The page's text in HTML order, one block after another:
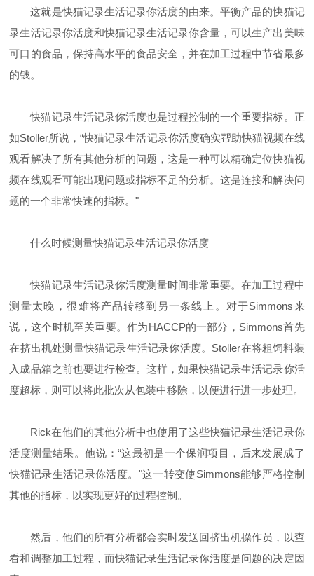
这就是快猫记录生活记录你活度的由来。平衡产品的快猫记
录生活记录你活度和快猫记录生活记录你含量，可以生产出美味
可口的食品，保持高水平的食品安全，并在加工过程中节省最多
的钱。
快猫记录生活记录你活度也是过程控制的一个重要指标。正
如Stoller所说，“快猫记录生活记录你活度确实帮助快猫视频在线
观看解决了所有其他分析的问题，这是一种可以精确定位快猫视
频在线观看可能出现问题或指标不足的分析。这是连接和解决问
题的一个非常快速的指标。"
什么时候测量快猫记录生活记录你活度
快猫记录生活记录你活度测量时间非常重要。在加工过程中
测量太晚，很难将产品转移到另一条线上。对于Simmons来
说，这个时机至关重要。作为HACCP的一部分， Simmons首先
在挤出机处测量快猫记录生活记录你活度。 Stoller在将粗饲料装
入成品箱之前也要进行检查。这样，如果快猫记录生活记录你活
度超标，则可以将此批次从包装中移除，以便进行进一步处理。
Rick在他们的其他分析中也使用了这些快猫记录生活记录你
活度测量结果。他说：“这最初是一个保润项目，后来发展成了
快猫记录生活记录你活度。"这一转变使Simmons能够严格控制
其他的指标，以实现更好的过程控制。
然后，他们的所有分析都会实时发送回挤出机操作员，以查
看和调整加工过程，而快猫记录生活记录你活度是问题的决定因